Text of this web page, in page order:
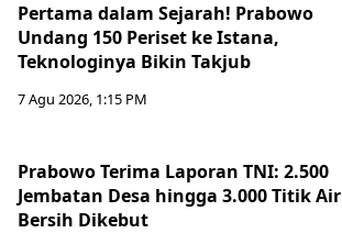
Pertama dalam Sejarah! Prabowo
Undang 150 Periset ke Istana,
Teknologinya Bikin Takjub
7 Agu 2026, 1:15 PM
Prabowo Terima Laporan TNI: 2.500
Jembatan Desa hingga 3.000 Titik Air
Bersih Dikebut